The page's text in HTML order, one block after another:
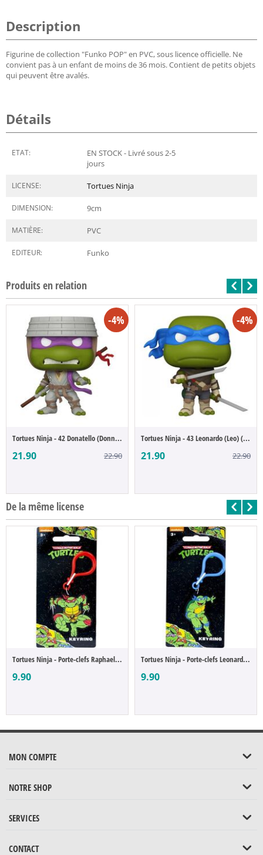
Description
Figurine de collection "Funko POP" en PVC, sous licence officielle. Ne
convient pas à un enfant de moins de 36 mois. Contient de petits objets
qui peuvent être avalés.
Détails
ETAT:
EN STOCK - Livré sous 2-5
jours
LICENSE: Tortues Ninja
DIMENSION: 9cm
MATIÈRE: PVC
EDITEUR: Funko
Produits en relation
-4%
Tortues Ninja - 42 Donatello (Donnie) (PO...
21.90 22.90
-4%
Tortues Ninja - 43 Leonardo (Leo) (POP Fi...
21.90 22.90
De la même license
Tortues Ninja - Porte-clefs Raphael (Raph)
9.90
Tortues Ninja - Porte-clefs Leonardo (Leo)
9.90
MON COMPTE
NOTRE SHOP
SERVICES
CONTACT